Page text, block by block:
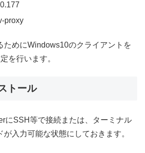
proxy
ためにWindows10のクライアントを
を行います。
トール
にSSH等で接続または、ターミナル
が入力可能な状態にしておきます。